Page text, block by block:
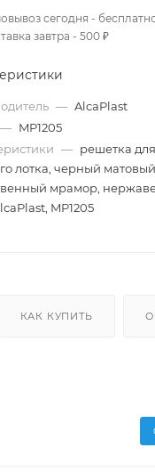
сегодня -
завтра - 500 ₽
— AlcaPlast
— MP1205
— решетка для
лотка, черный матовый,
мрамор,
MP1205
КАК КУПИТЬ